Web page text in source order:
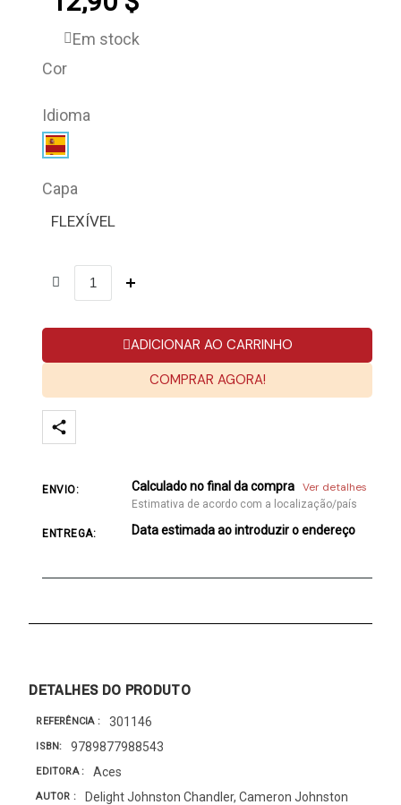
Em stock
Cor
Idioma
Capa
FLEXÍVEL
ADICIONAR AO CARRINHO
COMPRAR AGORA!
ENVIO: Calculado no final da compra Ver detalhes
Estimativa de acordo com a localização/país
ENTREGA: Data estimada ao introduzir o endereço
DETALHES DO PRODUTO
REFERÊNCIA 301146
ISBN 9789877988543
EDITORA Aces
AUTOR Delight Johnston Chandler, Cameron Johnston